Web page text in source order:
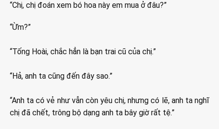
“Chị, chị đoán xem bó hoa này em mua ở đâu?”
“Ừm?”
“Tống Hoài, chắc hẳn là bạn trai cũ của chị.”
“Hả, anh ta cũng đến đây sao.”
“Anh ta có vẻ như vẫn còn yêu chị, nhưng có lẽ, anh ta nghĩ
chị đã chết, trông bộ dạng anh ta bây giờ rất tệ.”